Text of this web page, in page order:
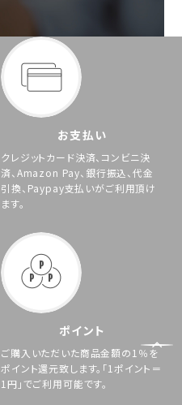
お支払い
クレジットカード決済、コンビニ決
済、Amazon Pay、銀行振込、代金
引換、Paypay支払いがご利用頂け
ます。
ポイント
ご購入いただいた商品金額の1％を
ポイント還元致します。「1ポイント＝
1円」でご利用可能です。